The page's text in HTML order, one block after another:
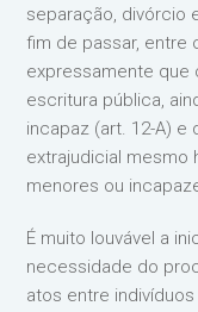
separação, divórcio
fim de passar, entre
expressamente que
escritura pública,
incapaz (art. 12-A)
extrajudicial mesmo
menores ou
É muito louvável a
necessidade do
atos entre